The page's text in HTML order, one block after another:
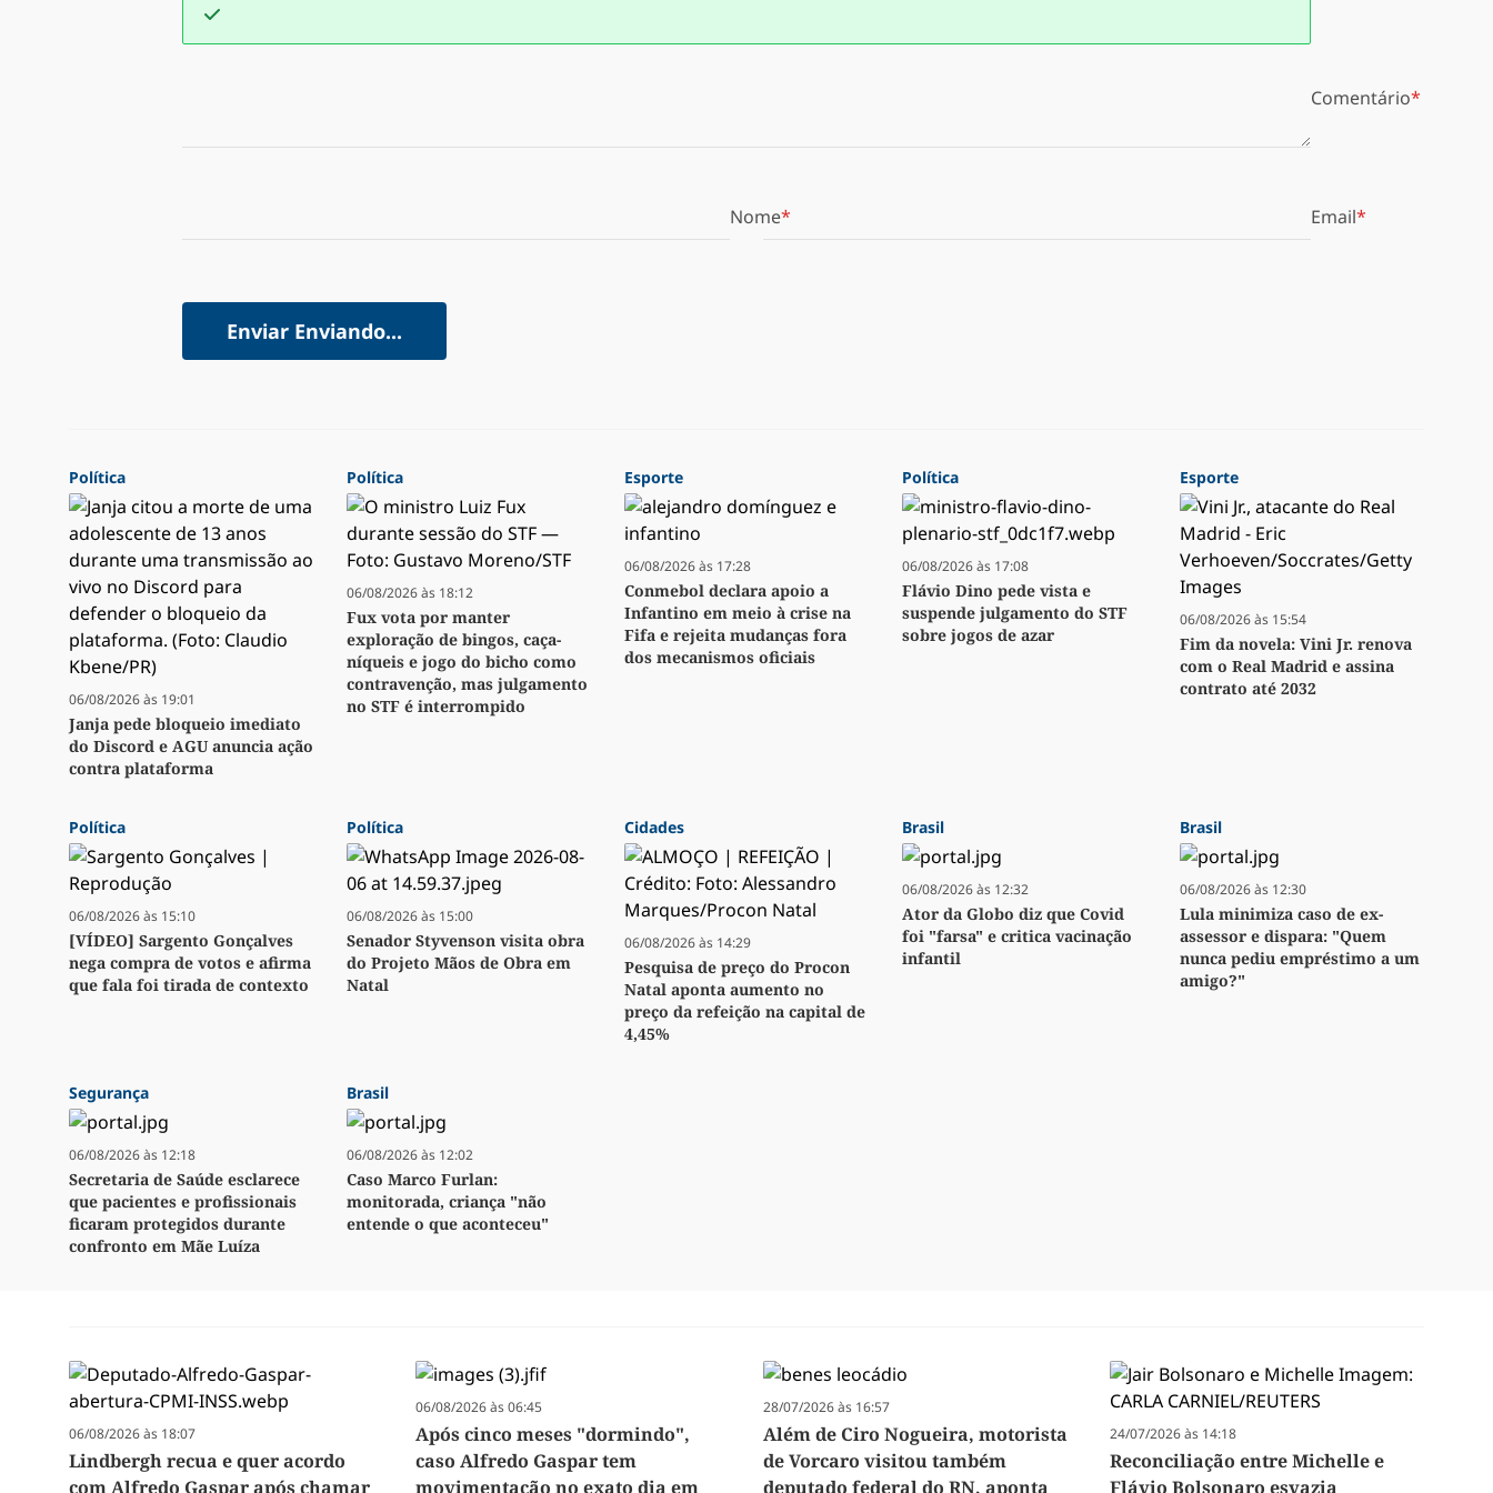
Comentário
Nome Email
Enviar Enviando...
Política
06/08/2026 às 19:01
Janja pede bloqueio imediato
do Discord e AGU anuncia ação
contra plataforma
Política
06/08/2026 às 18:12
Fux vota por manter
exploração de bingos, caça-
níqueis e jogo do bicho como
contravenção, mas julgamento
no STF é interrompido
Esporte
06/08/2026 às 17:28
Conmebol declara apoio a
Infantino em meio à crise na
Fifa e rejeita mudanças fora
dos mecanismos oficiais
Política
06/08/2026 às 17:08
Flávio Dino pede vista e
suspende julgamento do STF
sobre jogos de azar
Esporte
06/08/2026 às 15:54
Fim da novela: Vini Jr. renova
com o Real Madrid e assina
contrato até 2032
Política
06/08/2026 às 15:10
[VÍDEO] Sargento Gonçalves
nega compra de votos e afirma
que fala foi tirada de contexto
Política
06/08/2026 às 15:00
Senador Styvenson visita obra
do Projeto Mãos de Obra em
Natal
Cidades
06/08/2026 às 14:29
Pesquisa de preço do Procon
Natal aponta aumento no
preço da refeição na capital de
4,45%
Brasil
06/08/2026 às 12:32
Ator da Globo diz que Covid
foi "farsa" e critica vacinação
infantil
Brasil
06/08/2026 às 12:30
Lula minimiza caso de ex-
assessor e dispara: "Quem
nunca pediu empréstimo a um
amigo?"
Segurança
06/08/2026 às 12:18
Secretaria de Saúde esclarece
que pacientes e profissionais
ficaram protegidos durante
confronto em Mãe Luíza
Brasil
06/08/2026 às 12:02
Caso Marco Furlan:
monitorada, criança "não
entende o que aconteceu"
06/08/2026 às 18:07
Lindbergh recua e quer acordo
com Alfredo Gaspar após chamar
06/08/2026 às 06:45
Após cinco meses "dormindo",
caso Alfredo Gaspar tem
movimentação no exato dia em
28/07/2026 às 16:57
Além de Ciro Nogueira, motorista
de Vorcaro visitou também
deputado federal do RN, aponta
24/07/2026 às 14:18
Reconciliação entre Michelle e
Flávio Bolsonaro esvazia